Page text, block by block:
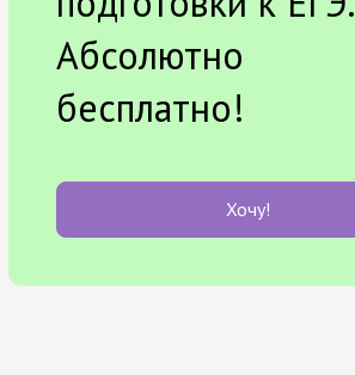
Абсолютно
бесплатно!
Хочу!